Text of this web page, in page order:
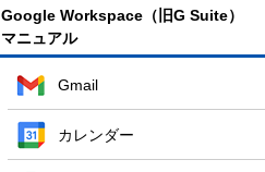
Google Workspace（旧G Suite）
マニュアル
Gmail
カレンダー